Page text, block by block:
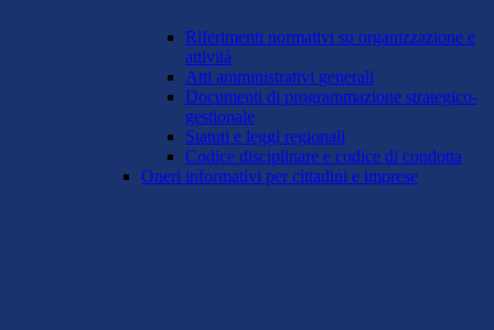
Riferimenti normativi su organizzazione e
attività
Atti amministrativi generali
Documenti di programmazione strategico-
gestionale
Statuti e leggi regionali
Codice disciplinare e codice di condotta
Oneri informativi per cittadini e imprese